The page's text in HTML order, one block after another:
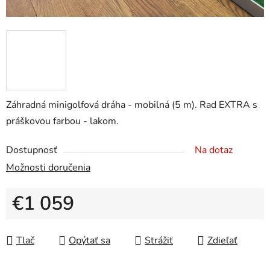
Záhradná minigolfová dráha - mobilná (5 m). Rad EXTRA s
práškovou farbou - lakom.
Dostupnosť
Na dotaz
Možnosti doručenia
€1 059
Tlač
Opýtať sa Strážiť Zdieľať